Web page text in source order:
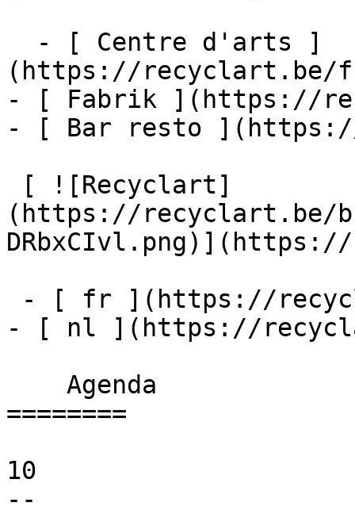
(https://recyclart.be/
- [ Fabrik ](https://
- [ Bar resto
(https://recyclart.be/
- [ nl ](https://
========
10
--